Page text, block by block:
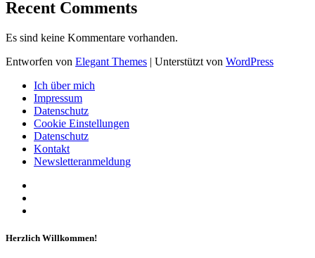
Recent Comments
Es sind keine Kommentare vorhanden.
Entworfen von Elegant Themes | Unterstützt von WordPress
Ich über mich
Impressum
Datenschutz
Cookie Einstellungen
Datenschutz
Kontakt
Newsletteranmeldung
Herzlich Willkommen!